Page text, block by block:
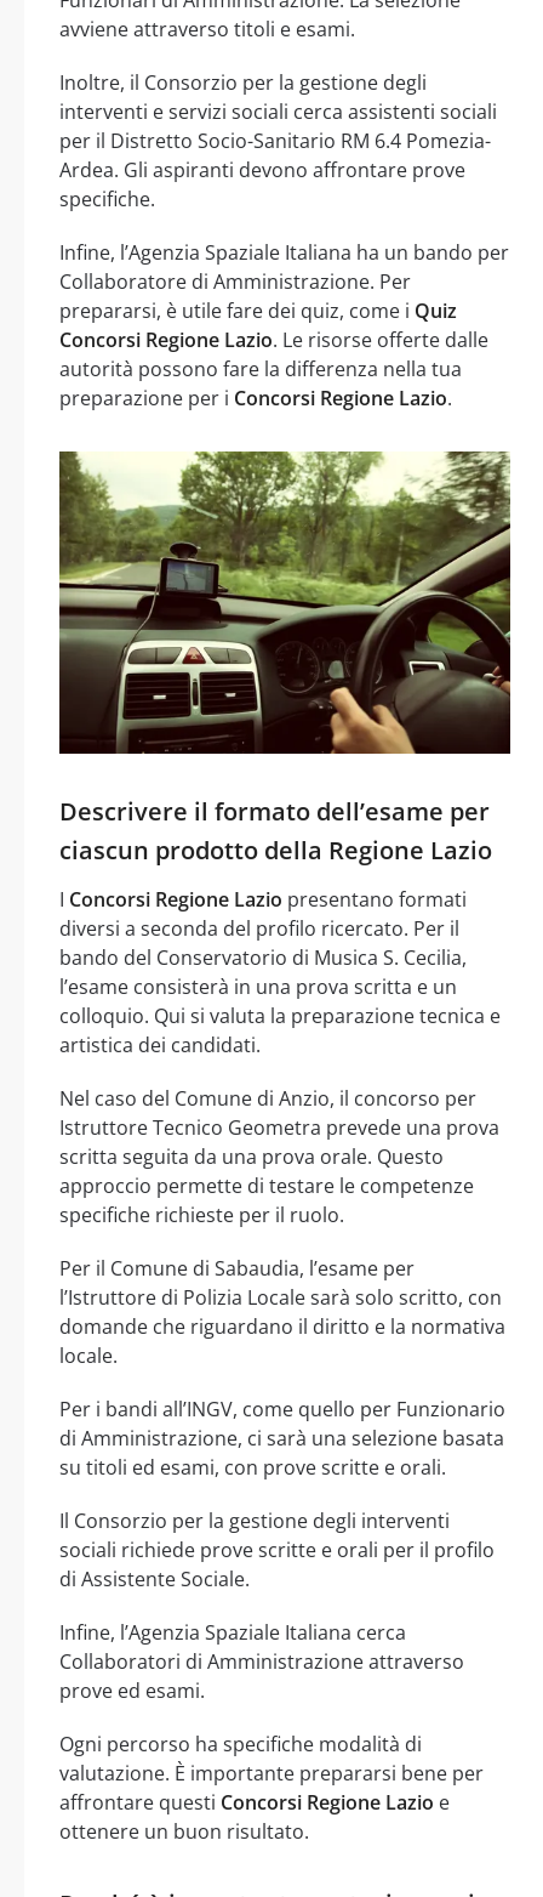
avviene attraverso titoli e esami.
Inoltre, il Consorzio per la gestione degli
interventi e servizi sociali cerca assistenti sociali
per il Distretto Socio-Sanitario RM 6.4 Pomezia-
Ardea. Gli aspiranti devono affrontare prove
specifiche.
Infine, l’Agenzia Spaziale Italiana ha un bando per
Collaboratore di Amministrazione. Per
prepararsi, è utile fare dei quiz, come i Quiz
Concorsi Regione Lazio. Le risorse offerte dalle
autorità possono fare la differenza nella tua
preparazione per i Concorsi Regione Lazio.
Descrivere il formato dell’esame per
ciascun prodotto della Regione Lazio
I Concorsi Regione Lazio presentano formati
diversi a seconda del profilo ricercato. Per il
bando del Conservatorio di Musica S. Cecilia,
l’esame consisterà in una prova scritta e un
colloquio. Qui si valuta la preparazione tecnica e
artistica dei candidati.
Nel caso del Comune di Anzio, il concorso per
Istruttore Tecnico Geometra prevede una prova
scritta seguita da una prova orale. Questo
approccio permette di testare le competenze
specifiche richieste per il ruolo.
Per il Comune di Sabaudia, l’esame per
l’Istruttore di Polizia Locale sarà solo scritto, con
domande che riguardano il diritto e la normativa
locale.
Per i bandi all’INGV, come quello per Funzionario
di Amministrazione, ci sarà una selezione basata
su titoli ed esami, con prove scritte e orali.
Il Consorzio per la gestione degli interventi
sociali richiede prove scritte e orali per il profilo
di Assistente Sociale.
Infine, l’Agenzia Spaziale Italiana cerca
Collaboratori di Amministrazione attraverso
prove ed esami.
Ogni percorso ha specifiche modalità di
valutazione. È importante prepararsi bene per
affrontare questi Concorsi Regione Lazio e
ottenere un buon risultato.